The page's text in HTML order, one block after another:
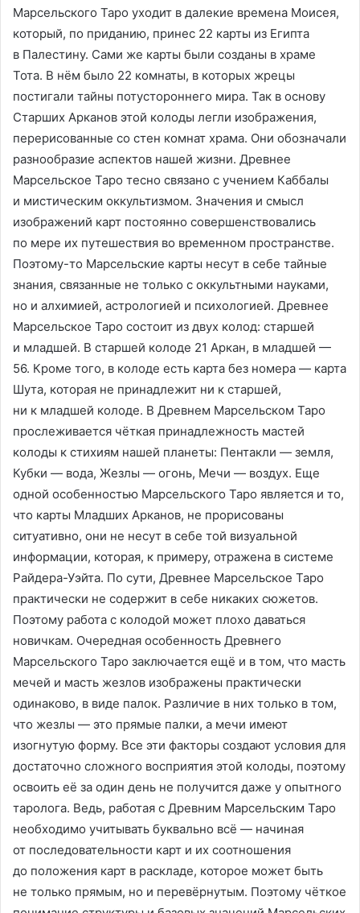
Марсельского Таро уходит в далекие времена Моисея,
который, по приданию, принес 22 карты из Египта
в Палестину. Сами же карты были созданы в храме
Тота. В нём было 22 комнаты, в которых жрецы
постигали тайны потустороннего мира. Так в основу
Старших Арканов этой колоды легли изображения,
перерисованные со стен комнат храма. Они обозначали
разнообразие аспектов нашей жизни. Древнее
Марсельское Таро тесно связано с учением Каббалы
и мистическим оккультизмом. Значения и смысл
изображений карт постоянно совершенствовались
по мере их путешествия во временном пространстве.
Поэтому-то Марсельские карты несут в себе тайные
знания, связанные не только с оккультными науками,
но и алхимией, астрологией и психологией. Древнее
Марсельское Таро состоит из двух колод: старшей
и младшей. В старшей колоде 21 Аркан, в младшей —
56. Кроме того, в колоде есть карта без номера — карта
Шута, которая не принадлежит ни к старшей,
ни к младшей колоде. В Древнем Марсельском Таро
прослеживается чёткая принадлежность мастей
колоды к стихиям нашей планеты: Пентакли — земля,
Кубки — вода, Жезлы — огонь, Мечи — воздух. Еще
одной особенностью Марсельского Таро является и то,
что карты Младших Арканов, не прорисованы
ситуативно, они не несут в себе той визуальной
информации, которая, к примеру, отражена в системе
Райдера-Уэйта. По сути, Древнее Марсельское Таро
практически не содержит в себе никаких сюжетов.
Поэтому работа с колодой может плохо даваться
новичкам. Очередная особенность Древнего
Марсельского Таро заключается ещё и в том, что масть
мечей и масть жезлов изображены практически
одинаково, в виде палок. Различие в них только в том,
что жезлы — это прямые палки, а мечи имеют
изогнутую форму. Все эти факторы создают условия для
достаточно сложного восприятия этой колоды, поэтому
освоить её за один день не получится даже у опытного
таролога. Ведь, работая с Древним Марсельским Таро
необходимо учитывать буквально всё — начиная
от последовательности карт и их соотношения
до положения карт в раскладе, которое может быть
не только прямым, но и перевёрнутым. Поэтому чёткое